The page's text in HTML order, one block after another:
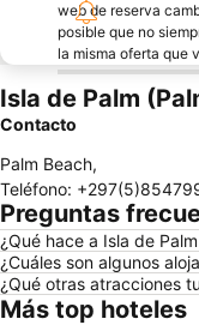
web de reserva
posible que no
la misma oferta que
Isla de Palm
Contacto
Palm Beach,
Teléfono:
Preguntas
¿Qué hace a Isla de
¿Cuáles son algunos
¿Qué otras atracciones
Más top hoteles